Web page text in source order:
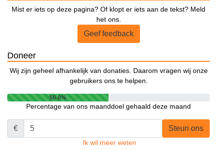
Mist er iets op deze pagina? Of klopt er iets aan de tekst? Meld
het ons.
Geef feedback
Doneer
Wij zijn geheel afhankelijk van donaties. Daarom vragen wij onze
gebruikers ons te helpen.
50.0%
Percentage van ons maanddoel gehaald deze maand
€ Steun ons
Ik wil meer weten